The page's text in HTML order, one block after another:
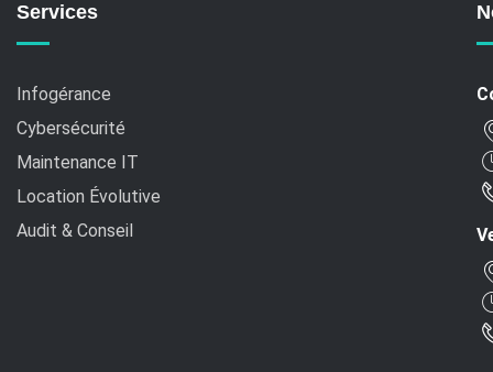
Services
Infogérance
Cybersécurité
Maintenance IT
Location Évolutive
Audit & Conseil